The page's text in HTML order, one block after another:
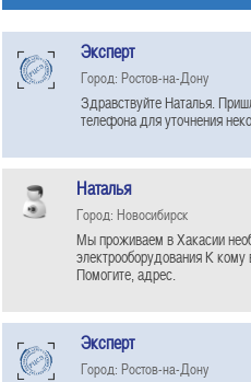
Эксперт
Город: Ростов-на-Дону
Здравствуйте Наталья.
телефона для уточнения
Наталья
Город: Новосибирск
Мы проживаем в Хакасии
электрооборудования К
Помогите, адрес.
Эксперт
Город: Ростов-на-Дону